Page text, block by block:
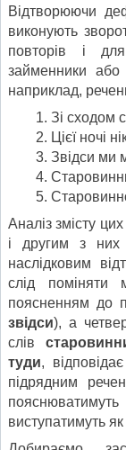
Відтворюючи
виконують
повторів і
займенники або
наприклад,
Зі сходом
Цієї ночі
Звідси ми
Аналіз змісту
і другим з них
наслідковим
слід поміняти
поясненням до
звідси), а
слів
туди,
підрядним
виступатимуть як